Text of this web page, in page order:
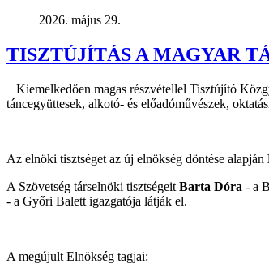
2026. május 29.
TISZTÚJÍTÁS A MAGYAR
Kiemelkedően magas részvétellel Tisztújító
táncegyüttesek, alkotó- és előadóművészek,
Az elnöki tisztséget az új elnökség döntése alapján
A Szövetség társelnöki tisztségeit Barta Dóra - a
- a Győri Balett igazgatója látják el.
A megújult Elnökség tagjai: